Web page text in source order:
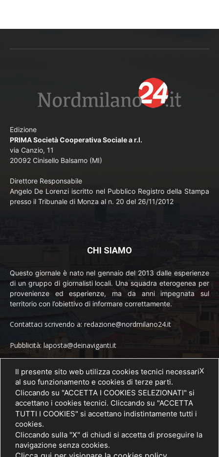
Edizione
PRIMA Società Cooperativa Sociale a r.l.
via Canzio, 11
20092 Cinisello Balsamo (MI)
Direttore Responsabile
Angelo De Lorenzi iscritto nel Pubblico Registro della Stampa
presso il Tribunale di Monza al n. 20 del 26/11/2012
CHI SIAMO
Questo giornale è nato nel gennaio del 2013 dalle esperienze
di un gruppo di giornalisti locali. Una squadra eterogenea per
provenienze ed esperienze, ma da anni impegnata sul
territorio con l’obiettivo di informare correttamente.
Contattaci scrivendo a: redazione@nordmilano24.it
Pubblicità: laposta@deinaviganti.it
Tel. 389 1492573
SEGUICI
X
Il presente sito web utilizza cookies tecnici necessari
al suo funzionamento e cookies di terze parti.
Cliccando su "ACCETTA I COOKIES SELEZIONATI" si
accettano i cookies tecnici. Cliccando su "ACCETTA
TUTTI I COOKIES" si accettano indistintamente tutti i
cookies.
Cliccando sulla "X" di chiudi si accetta di proseguire la
navigazione senza cookies.